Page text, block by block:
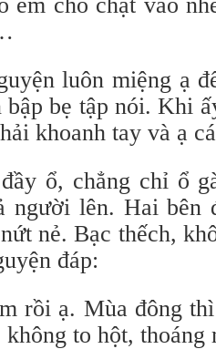
luôn miệng ạ
bẹ tập nói. Khi
khoanh tay và ạ
ổ, chẳng chỉ ổ
người lên. Hai bên
nẻ. Bạc thếch,
đáp:
rồi ạ. Mùa đông
không to hột,